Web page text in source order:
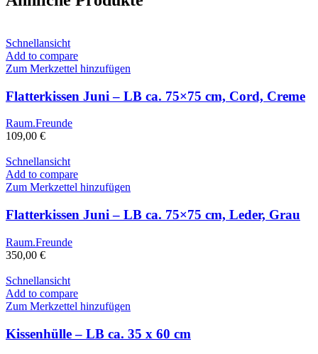
Schnellansicht
Add to compare
Zum Merkzettel hinzufügen
Flatterkissen Juni – LB ca. 75×75 cm, Cord, Creme
Raum.Freunde
109,00 €
Schnellansicht
Add to compare
Zum Merkzettel hinzufügen
Flatterkissen Juni – LB ca. 75×75 cm, Leder, Grau
Raum.Freunde
350,00 €
Schnellansicht
Add to compare
Zum Merkzettel hinzufügen
Kissenhülle – LB ca. 35 x 60 cm